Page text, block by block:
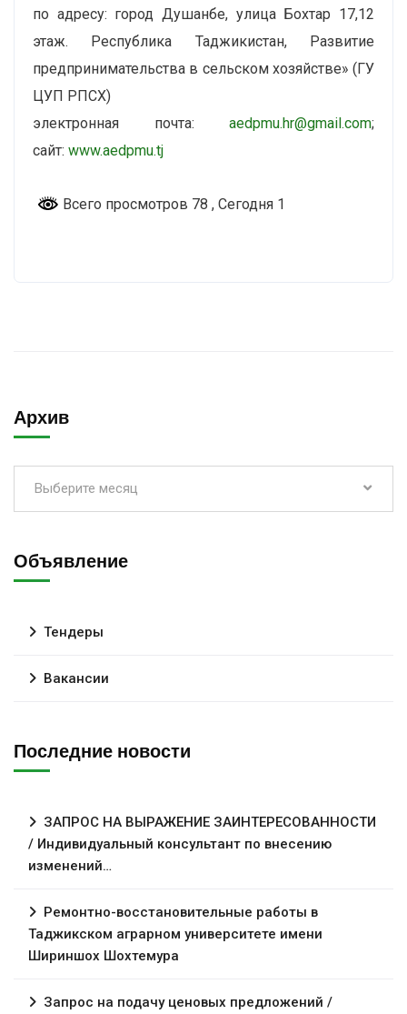
по адресу: город Душанбе, улица Бохтар 17,12
этаж. Республика Таджикистан, Развитие
предпринимательства в сельском хозяйстве» (ГУ
ЦУП РПСХ)
электронная почта: aedpmu.hr@gmail.com;
сайт: www.aedpmu.tj
Всего просмотров 78 , Сегодня 1
Архив
Выберите месяц
Объявление
Тендеры
Вакансии
Последние новости
ЗАПРОС НА ВЫРАЖЕНИЕ ЗАИНТЕРЕСОВАННОСТИ
/ Индивидуальный консультант по внесению
изменений…
Ремонтно-восстановительные работы в
Таджикском аграрном университете имени
Шириншох Шохтемура
Запрос на подачу ценовых предложений /